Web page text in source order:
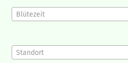
Blütezeit
Standort